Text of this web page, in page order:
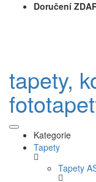
Doručení
tapety,
Kategorie
Tapety
Tapety